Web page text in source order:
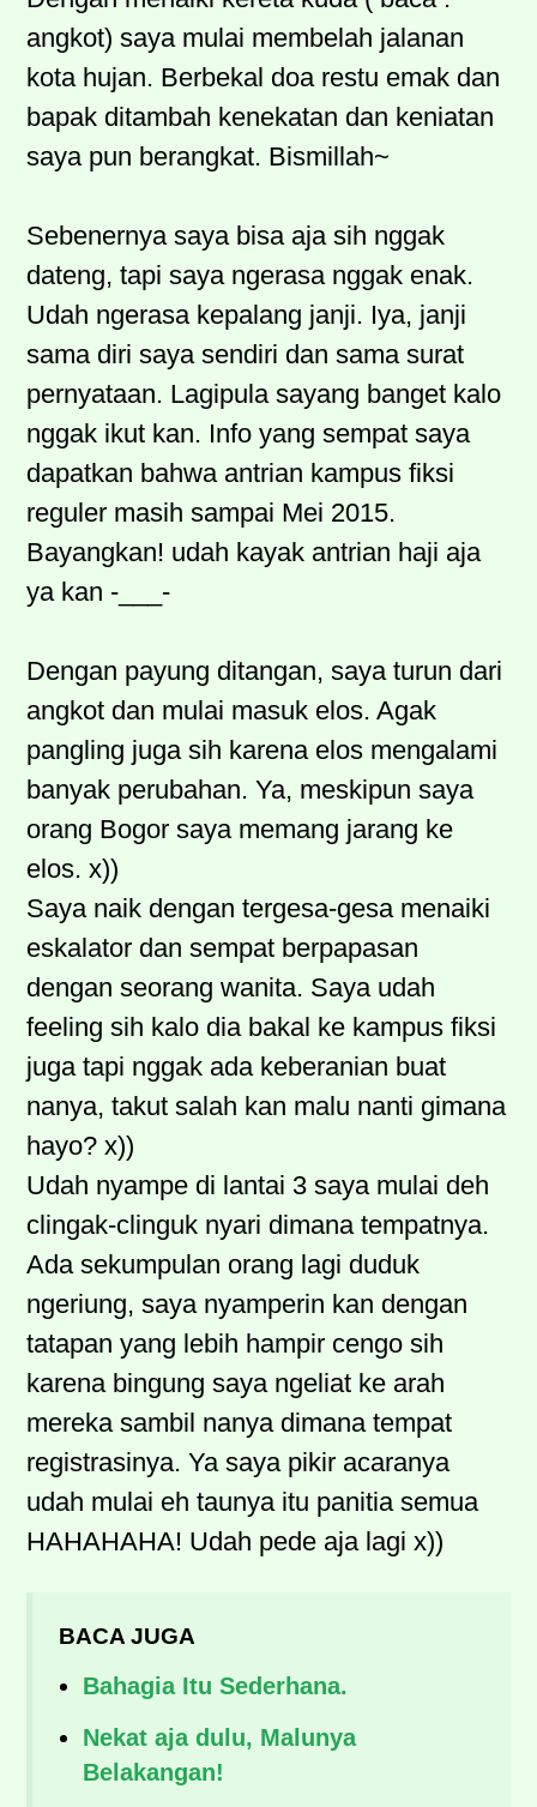
angkot) saya mulai membelah jalanan
kota hujan. Berbekal doa restu emak dan
bapak ditambah kenekatan dan keniatan
saya pun berangkat. Bismillah~
Sebenernya saya bisa aja sih nggak
dateng, tapi saya ngerasa nggak enak.
Udah ngerasa kepalang janji. Iya, janji
sama diri saya sendiri dan sama surat
pernyataan. Lagipula sayang banget kalo
nggak ikut kan. Info yang sempat saya
dapatkan bahwa antrian kampus fiksi
reguler masih sampai Mei 2015.
Bayangkan! udah kayak antrian haji aja
ya kan -___-
Dengan payung ditangan, saya turun dari
angkot dan mulai masuk elos. Agak
pangling juga sih karena elos mengalami
banyak perubahan. Ya, meskipun saya
orang Bogor saya memang jarang ke
elos. x))
Saya naik dengan tergesa-gesa menaiki
eskalator dan sempat berpapasan
dengan seorang wanita. Saya udah
feeling sih kalo dia bakal ke kampus fiksi
juga tapi nggak ada keberanian buat
nanya, takut salah kan malu nanti gimana
hayo? x))
Udah nyampe di lantai 3 saya mulai deh
clingak-clinguk nyari dimana tempatnya.
Ada sekumpulan orang lagi duduk
ngeriung, saya nyamperin kan dengan
tatapan yang lebih hampir cengo sih
karena bingung saya ngeliat ke arah
mereka sambil nanya dimana tempat
registrasinya. Ya saya pikir acaranya
udah mulai eh taunya itu panitia semua
HAHAHAHA! Udah pede aja lagi x))
BACA JUGA
Bahagia Itu Sederhana.
Nekat aja dulu, Malunya
Belakangan!